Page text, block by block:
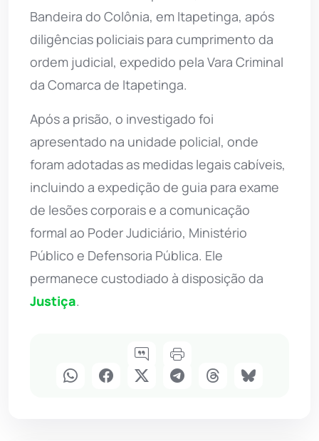
Bandeira do Colônia, em Itapetinga, após
diligências policiais para cumprimento da
ordem judicial, expedido pela Vara Criminal
da Comarca de Itapetinga.
Após a prisão, o investigado foi
apresentado na unidade policial, onde
foram adotadas as medidas legais cabíveis,
incluindo a expedição de guia para exame
de lesões corporais e a comunicação
formal ao Poder Judiciário, Ministério
Público e Defensoria Pública. Ele
permanece custodiado à disposição da
Justiça.